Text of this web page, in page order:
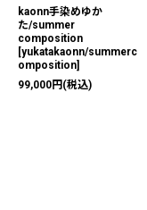
kaonn手染めゆか
た/summer
composition
[yukatakaonn/summerc
omposition]
99,000円 (税込)